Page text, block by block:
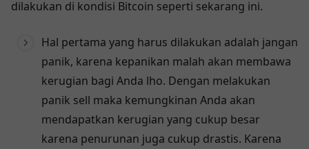
dilakukan di kondisi Bitcoin seperti sekarang ini.
Hal pertama yang harus dilakukan adalah jangan
panik, karena kepanikan malah akan membawa
kerugian bagi Anda lho. Dengan melakukan
panik sell maka kemungkinan Anda akan
mendapatkan kerugian yang cukup besar
karena penurunan juga cukup drastis. Karena